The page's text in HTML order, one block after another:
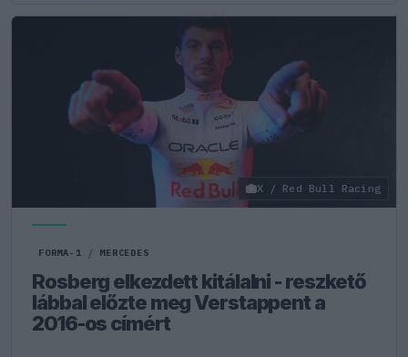
X / Red Bull Racing
FORMA-1 / MERCEDES
Rosberg elkezdett kitálalni - reszkető
lábbal előzte meg Verstappent a
2016-os címért